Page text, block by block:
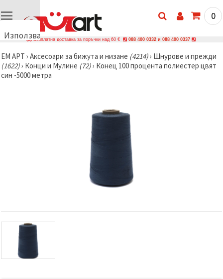
Използваме
🍪
Използваме
бисквитки
показваме
релевантно
съдържание
и реклами,
включително
с помощта
0
Безплатна доставка за поръчки над 60 € 088 400 0332 и 088 400 0337
ЕМ АРТ › Аксесоари за бижута и низане (4214)› Шнурове и прежди
(1622)› Конци и Мулине (72)› Конец 100 процента полиестер цвят
син -5000 метра